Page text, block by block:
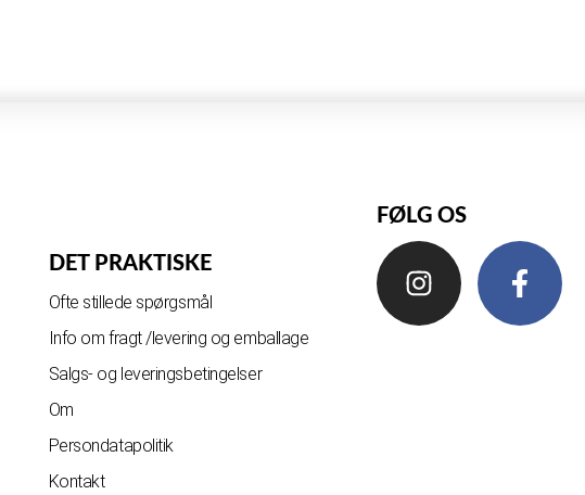
DET PRAKTISKE
Ofte stillede spørgsmål
Info om fragt /levering og emballage
Salgs- og leveringsbetingelser
Om
Persondatapolitik
Kontakt
FØLG OS